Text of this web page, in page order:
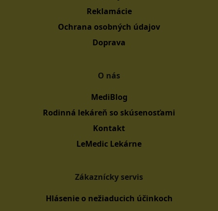
Reklamácie
Ochrana osobných údajov
Doprava
O nás
MediBlog
Rodinná lekáreň so skúsenosťami
Kontakt
LeMedic Lekárne
Zákaznícky servis
Hlásenie o nežiaducich účinkoch